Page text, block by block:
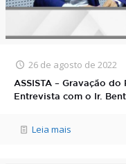
26 de agosto de 2022
ASSISTA – Gravação
Entrevista com o Ir.
Leia mais